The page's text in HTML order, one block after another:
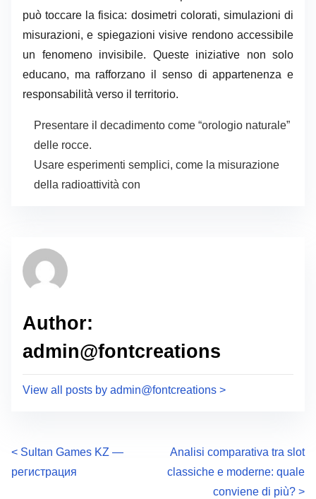
può toccare la fisica: dosimetri colorati, simulazioni di
misurazioni, e spiegazioni visive rendono accessibile
un fenomeno invisibile. Queste iniziative non solo
educano, ma rafforzano il senso di appartenenza e
responsabilità verso il territorio.
Presentare il decadimento come “orologio naturale”
delle rocce.
Usare esperimenti semplici, come la misurazione
della radioattività con
Author:
admin@fontcreations
View all posts by admin@fontcreations >
P
o
< Sultan Games KZ —
регистрация
Analisi comparativa tra slot
classiche e moderne: quale
conviene di più? >